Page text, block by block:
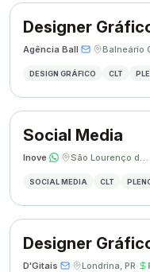
Designer
Agência Ball· ·
DESIGN GRÁFICO CLT
Social Media
Inove· · São Lourenço do Oeste, SC
SOCIAL MEDIA CLT
Designer
D'Gitais· · Londrina, PR·